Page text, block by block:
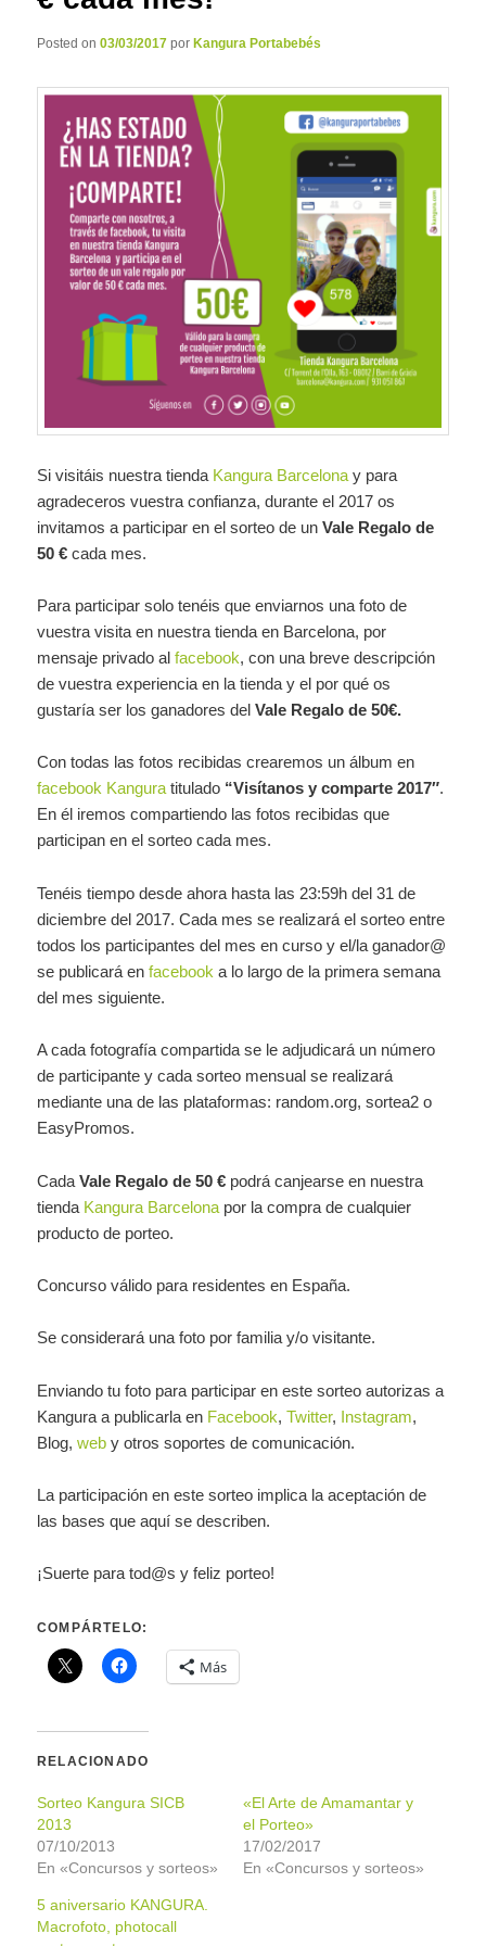
Posted on03/03/2017 por Kangura Portabebés
Si visitáis nuestra tienda Kangura Barcelona y para
agradeceros vuestra confianza, durante el 2017 os
invitamos a participar en el sorteo de unVale Regalo de
50 € cada mes.
Para participar solo tenéis que enviarnos una foto de
vuestra visita en nuestra tienda en Barcelona, por
mensaje privado alfacebook, con una breve descripción
de vuestra experiencia en la tienda y el por qué os
gustaría ser los ganadores delVale Regalo de 50€.
Con todas las fotos recibidas crearemos un álbum en
facebook Kanguratitulado “Visítanos y comparte 2017″.
En él iremos compartiendo las fotos recibidas que
participan en el sorteo cada mes.
Tenéis tiempo desde ahora hasta las 23:59h del 31 de
diciembre del 2017. Cada mes se realizará el sorteo entre
todos los participantes del mes en curso y el/la ganador@
se publicará enfacebook a lo largo de la primera semana
del mes siguiente.
A cada fotografía compartida se le adjudicará un número
de participante y cada sorteo mensual se realizará
mediante una de las plataformas: random.org, sortea2 o
EasyPromos.
CadaVale Regalo de 50 € podrá canjearse en nuestra
tienda Kangura Barcelona por la compra de cualquier
producto de porteo.
Concurso válido para residentes en España.
Se considerará una foto por familia y/o visitante.
Enviando tu foto para participar en este sorteo autorizas a
Kangura a publicarla en Facebook,Twitter, Instagram,
Blog,web y otros soportes de comunicación.
La participación en este sorteo implica la aceptación de
las bases que aquí se describen.
¡Suerte para tod@s y feliz porteo!
COMPÁRTELO:
Más
RELACIONADO
Sorteo Kangura SICB
2013
07/10/2013
En «Concursos y sorteos»
«El Arte de Amamantar y
el Porteo»
17/02/2017
En «Concursos y sorteos»
5 aniversario KANGURA.
Macrofoto, photocall